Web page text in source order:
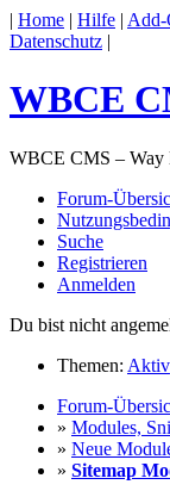
| Home | Hilfe | Add-
Datenschutz |
WBCE
WBCE CMS – Way
Forum-
Suche
Registrieren
Anmelden
Du bist nicht
Themen: Aktiv
Forum-
» Modules,
» Neue
» Sitemap